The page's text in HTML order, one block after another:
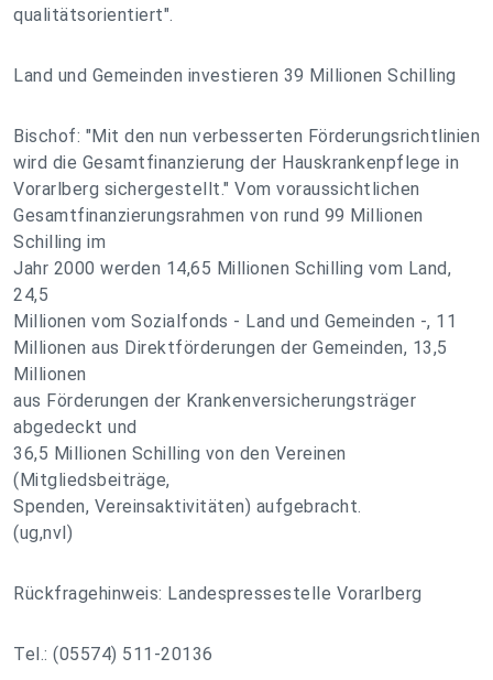
qualitätsorientiert".
Land und Gemeinden investieren 39 Millionen Schilling
Bischof: "Mit den nun verbesserten Förderungsrichtlinien
wird die Gesamtfinanzierung der Hauskrankenpflege in
Vorarlberg sichergestellt." Vom voraussichtlichen
Gesamtfinanzierungsrahmen von rund 99 Millionen
Schilling im
Jahr 2000 werden 14,65 Millionen Schilling vom Land,
24,5
Millionen vom Sozialfonds - Land und Gemeinden -, 11
Millionen aus Direktförderungen der Gemeinden, 13,5
Millionen
aus Förderungen der Krankenversicherungsträger
abgedeckt und
36,5 Millionen Schilling von den Vereinen
(Mitgliedsbeiträge,
Spenden, Vereinsaktivitäten) aufgebracht.
(ug,nvl)
Rückfragehinweis: Landespressestelle Vorarlberg
Tel.: (05574) 511-20136